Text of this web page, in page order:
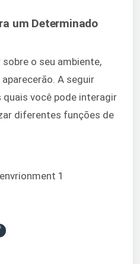
um Determinado
o seu ambiente,
A seguir
você pode interagir
diferentes funções de